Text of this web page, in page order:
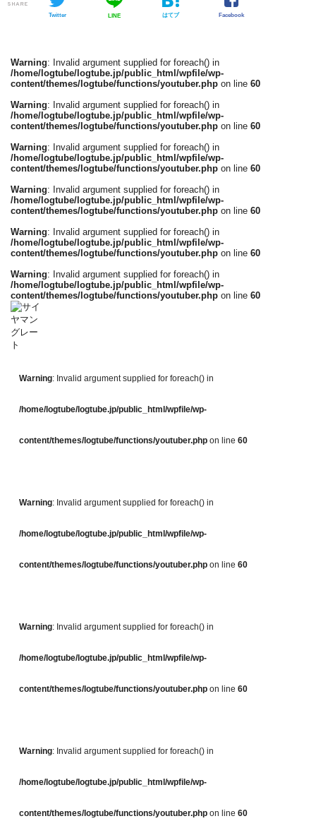
SHARE
Twitter LINE はてブ Facebook
Warning: Invalid argument supplied for foreach() in
/home/logtube/logtube.jp/public_html/wpfile/wp-
content/themes/logtube/functions/youtuber.php on line 60
Warning: Invalid argument supplied for foreach() in
/home/logtube/logtube.jp/public_html/wpfile/wp-
content/themes/logtube/functions/youtuber.php on line 60
Warning: Invalid argument supplied for foreach() in
/home/logtube/logtube.jp/public_html/wpfile/wp-
content/themes/logtube/functions/youtuber.php on line 60
Warning: Invalid argument supplied for foreach() in
/home/logtube/logtube.jp/public_html/wpfile/wp-
content/themes/logtube/functions/youtuber.php on line 60
Warning: Invalid argument supplied for foreach() in
/home/logtube/logtube.jp/public_html/wpfile/wp-
content/themes/logtube/functions/youtuber.php on line 60
Warning: Invalid argument supplied for foreach() in
/home/logtube/logtube.jp/public_html/wpfile/wp-
content/themes/logtube/functions/youtuber.php on line 60
Warning: Invalid argument supplied for foreach() in
/home/logtube/logtube.jp/public_html/wpfile/wp-
content/themes/logtube/functions/youtuber.php on line 60
Warning: Invalid argument supplied for foreach() in
/home/logtube/logtube.jp/public_html/wpfile/wp-
content/themes/logtube/functions/youtuber.php on line 60
Warning: Invalid argument supplied for foreach() in
/home/logtube/logtube.jp/public_html/wpfile/wp-
content/themes/logtube/functions/youtuber.php on line 60
Warning: Invalid argument supplied for foreach() in
/home/logtube/logtube.jp/public_html/wpfile/wp-
content/themes/logtube/functions/youtuber.php on line 60